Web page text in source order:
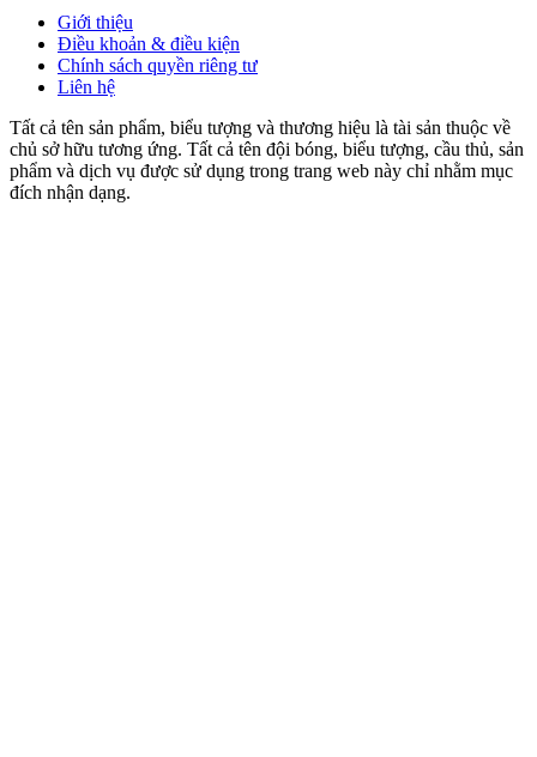
Giới thiệu
Điều khoản & điều kiện
Chính sách quyền riêng tư
Liên hệ
Tất cả tên sản phẩm, biểu tượng và thương hiệu là tài sản thuộc về
chủ sở hữu tương ứng. Tất cả tên đội bóng, biểu tượng, cầu thủ, sản
phẩm và dịch vụ được sử dụng trong trang web này chỉ nhằm mục
đích nhận dạng.